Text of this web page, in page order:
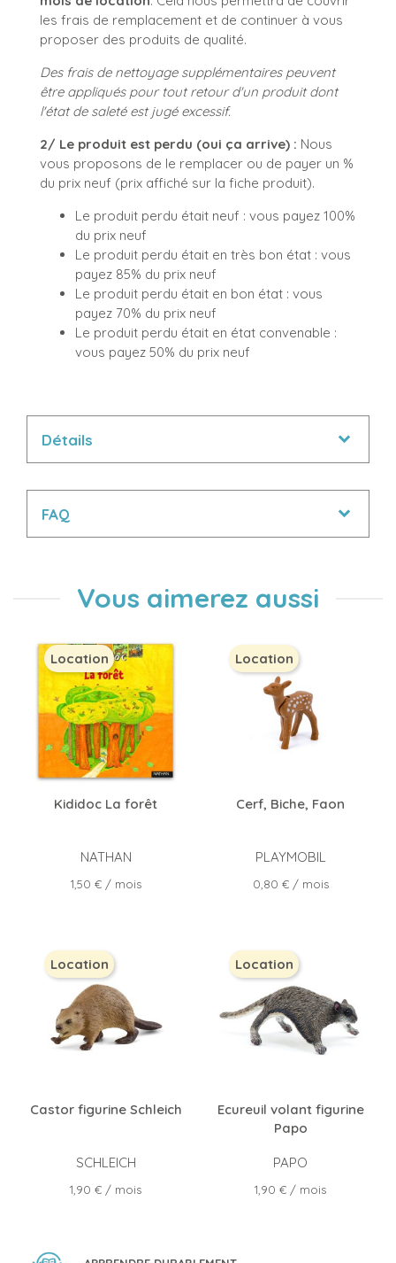
les frais de remplacement et de continuer à vous
proposer des produits de qualité.
Des frais de nettoyage supplémentaires peuvent
être appliqués pour tout retour d'un produit dont
l'état de saleté est jugé excessif.
2/ Le produit est perdu (oui ça arrive) : Nous
vous proposons de le remplacer ou de payer un %
du prix neuf (prix affiché sur la fiche produit).
Le produit perdu était neuf : vous payez 100%
du prix neuf
Le produit perdu était en très bon état : vous
payez 85% du prix neuf
Le produit perdu était en bon état : vous
payez 70% du prix neuf
Le produit perdu était en état convenable :
vous payez 50% du prix neuf
Détails
FAQ
Vous aimerez aussi
Kididoc La forêt
NATHAN
Prix
1,50 €/ mois
Location
Cerf, Biche, Faon
PLAYMOBIL
Prix
0,80 €/ mois
Location
Castor figurine Schleich
SCHLEICH
Prix
1,90 € / mois
Location
Ecureuil volant figurine
Papo
PAPO
Prix
1,90 € / mois
Location